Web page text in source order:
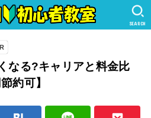
SEARCH
なる?キャリアと料金比
約可】